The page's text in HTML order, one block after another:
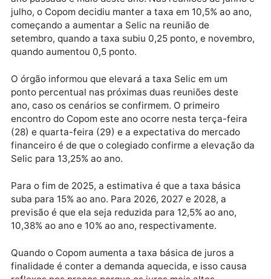
dezembro. Esse foi o terceiro aumento seguido da
e a alta consolida um ciclo de contração na política
monetária. A taxa retornou ao nível de dezembro do
ano passado, quando estava em 12,25% ao ano.
Após passar um ano em 13,75% ao ano – entre
de 2022 e agosto de 2023 – a taxa teve seis cortes
0,5 ponto e um corte de 0,25 ponto entre agosto do
ano passado e maio deste ano. Nas reuniões de
julho, o Copom decidiu manter a taxa em 10,5% ao
começando a aumentar a Selic na reunião de
setembro, quando a taxa subiu 0,25 ponto, e
quando aumentou 0,5 ponto.
O órgão informou que elevará a taxa Selic em um
ponto percentual nas próximas duas reuniões deste
encontro do Copom este ano ocorre nesta terça-
(28) e quarta-feira (29) e a expectativa do mercado